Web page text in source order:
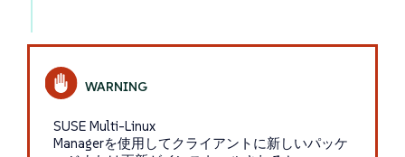
SUSE Multi-Linux
Managerを使用してクライアントに新しいパッケ